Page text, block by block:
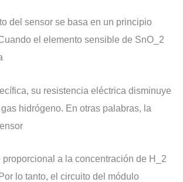
del sensor se basa en un principio
el elemento sensible de SnO_2
su resistencia eléctrica disminuye
hidrógeno. En otras palabras, la
a la concentración de H_2
lo tanto, el circuito del módulo